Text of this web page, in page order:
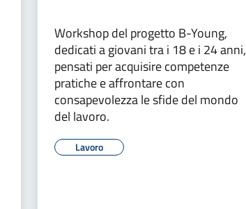
Workshop del progetto B-Young,
dedicati a giovani tra i 18 e i 24 anni,
pensati per acquisire competenze
pratiche e affrontare con
consapevolezza le sfide del mondo
del lavoro.
Lavoro